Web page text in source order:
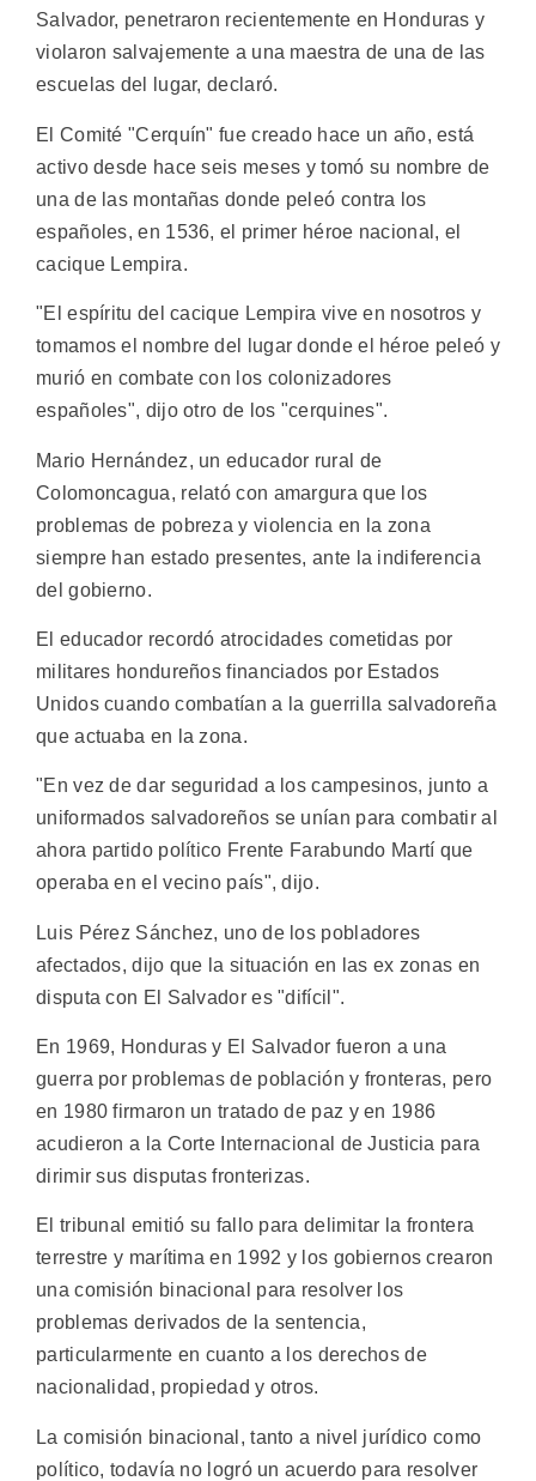
Salvador, penetraron recientemente en Honduras y
violaron salvajemente a una maestra de una de las
escuelas del lugar, declaró.
El Comité "Cerquín" fue creado hace un año, está
activo desde hace seis meses y tomó su nombre de
una de las montañas donde peleó contra los
españoles, en 1536, el primer héroe nacional, el
cacique Lempira.
"El espíritu del cacique Lempira vive en nosotros y
tomamos el nombre del lugar donde el héroe peleó y
murió en combate con los colonizadores
españoles", dijo otro de los "cerquines".
Mario Hernández, un educador rural de
Colomoncagua, relató con amargura que los
problemas de pobreza y violencia en la zona
siempre han estado presentes, ante la indiferencia
del gobierno.
El educador recordó atrocidades cometidas por
militares hondureños financiados por Estados
Unidos cuando combatían a la guerrilla salvadoreña
que actuaba en la zona.
"En vez de dar seguridad a los campesinos, junto a
uniformados salvadoreños se unían para combatir al
ahora partido político Frente Farabundo Martí que
operaba en el vecino país", dijo.
Luis Pérez Sánchez, uno de los pobladores
afectados, dijo que la situación en las ex zonas en
disputa con El Salvador es "difícil".
En 1969, Honduras y El Salvador fueron a una
guerra por problemas de población y fronteras, pero
en 1980 firmaron un tratado de paz y en 1986
acudieron a la Corte Internacional de Justicia para
dirimir sus disputas fronterizas.
El tribunal emitió su fallo para delimitar la frontera
terrestre y marítima en 1992 y los gobiernos crearon
una comisión binacional para resolver los
problemas derivados de la sentencia,
particularmente en cuanto a los derechos de
nacionalidad, propiedad y otros.
La comisión binacional, tanto a nivel jurídico como
político, todavía no logró un acuerdo para resolver